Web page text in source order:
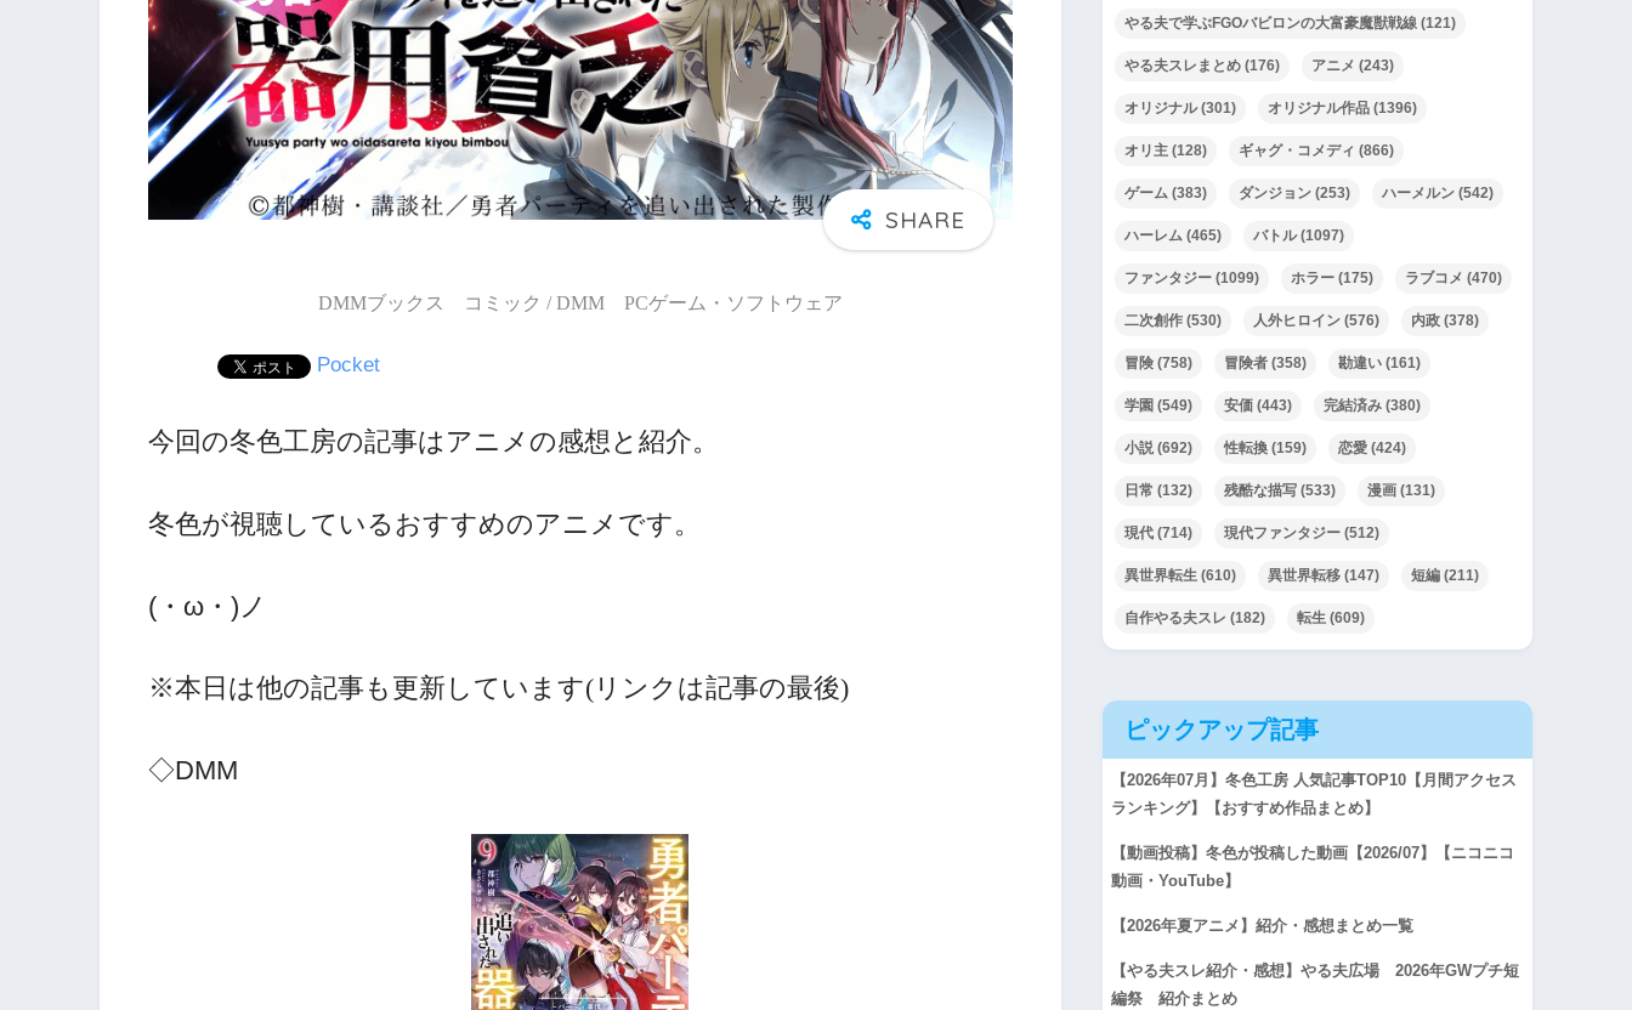
DMMブックス コミック / DMM PCゲーム・ソフトウェア
Pocket
今回の冬色工房の記事はアニメの感想と紹介。
冬色が視聴しているおすすめのアニメです。
(・ω・)ノ
※本日は他の記事も更新しています(リンクは記事の最後)
◇DMM
やる夫で学ぶFGOバビロンの大富豪魔獣戦線 (121)
やる夫スレまとめ (176) アニメ (243)
オリジナル(301) オリジナル作品 (1396)
オリ主 (128) ギャグ・コメディ (866)
ゲーム (383) ダンジョン (253) ハーメルン (542)
ハーレム (465) バトル(1097)
ファンタジー (1099) ホラー (175) ラブコメ (470)
二次創作 (530) 人外ヒロイン (576) 内政 (378)
冒険 (758) 冒険者 (358) 勘違い (161)
学園 (549) 安価 (443) 完結済み (380)
小説(692) 性転換 (159) 恋愛 (424)
日常 (132) 残酷な描写 (533) 漫画 (131)
現代 (714) 現代ファンタジー (512)
異世界転生 (610) 異世界転移 (147) 短編 (211)
自作やる夫スレ (182) 転生 (609)
ピックアップ記事
【2026年07月】冬色工房 人気記事TOP10【月間アクセス
ランキング】【おすすめ作品まとめ】
【動画投稿】冬色が投稿した動画【2026/07】【ニコニコ
動画・YouTube】
【2026年夏アニメ】紹介・感想まとめ一覧
【やる夫スレ紹介・感想】やる夫広場 2026年GWプチ短
編祭 紹介まとめ